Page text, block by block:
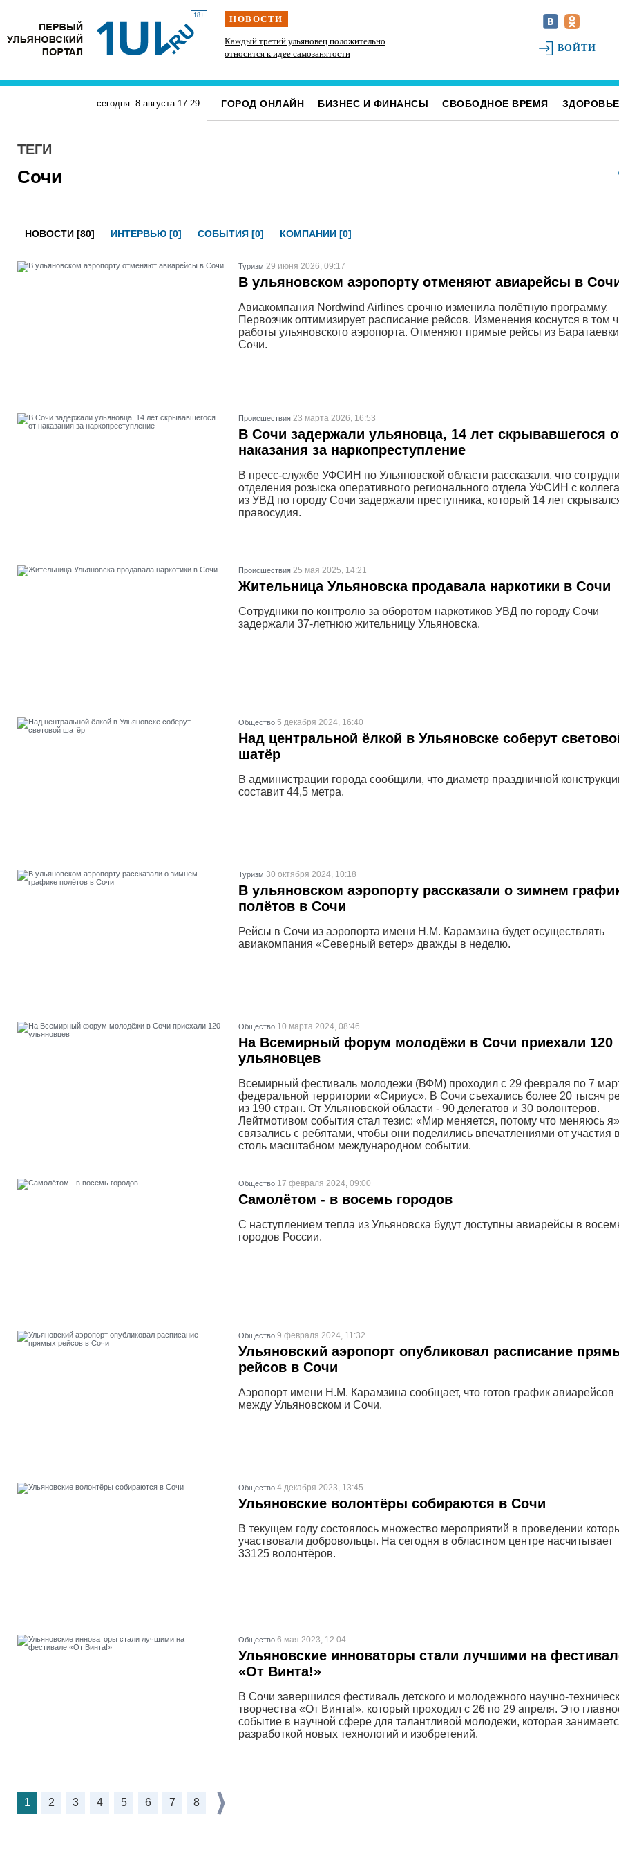
18+ НОВОСТИ
силачи В Госдуме предложили выдавать корм и лежанки
людям, забравшим животных из приюта
Каждый третий ульяновец положительно
относится к идее самозанятости
Наше наследие: история первых «небоскрёбов»
ВОЙТИ
сегодня: 8 августа 17:29 ГОРОД ОНЛАЙН БИЗНЕС И ФИНАНСЫ СВОБОДНОЕ ВРЕМЯ ЗДОРОВЬЕ
ТЕГИ
Сочи
НОВОСТИ [80] ИНТЕРВЬЮ [0] СОБЫТИЯ [0] КОМПАНИИ [0]
Туризм 29 июня 2026, 09:17
В ульяновском аэропорту отменяют авиарейсы в
Авиакомпания Nordwind Airlines срочно изменила полётную программу.
Первозчик оптимизирует расписание рейсов. Изменения коснутся в том
работы ульяновского аэропорта. Отменяют прямые рейсы из
Сочи.
Проиcшествия 23 марта 2026, 16:53
В Сочи задержали ульяновца, 14 лет скрывавшегося
наказания за наркопреступление
В пресс-службе УФСИН по Ульяновской области рассказали, что
отделения розыска оперативного регионального отдела УФСИН с
из УВД по городу Сочи задержали преступника, который 14 лет
правосудия.
Проиcшествия 25 мая 2025, 14:21
Жительница Ульяновска продавала наркотики в Сочи
Сотрудники по контролю за оборотом наркотиков УВД по городу Сочи
задержали 37-летнюю жительницу Ульяновска.
Общество 5 декабря 2024, 16:40
Над центральной ёлкой в Ульяновске соберут
шатёр
В администрации города сообщили, что диаметр праздничной
составит 44,5 метра.
Туризм 30 октября 2024, 10:18
В ульяновском аэропорту рассказали о зимнем
полётов в Сочи
Рейсы в Сочи из аэропорта имени Н.М. Карамзина будет осуществлять
авиакомпания «Северный ветер» дважды в неделю.
Общество 10 марта 2024, 08:46
На Всемирный форум молодёжи в Сочи приехали 120
ульяновцев
Всемирный фестиваль молодежи (ВФМ) проходил с 29 февраля по 7
федеральной территории «Сириус». В Сочи съехались более 20 тысяч
из 190 стран. От Ульяновской области - 90 делегатов и 30 волонтеров.
Лейтмотивом события стал тезис: «Мир меняется, потому что меняюсь
связались с ребятами, чтобы они поделились впечатлениями от участия в
столь масштабном международном событии.
Общество 17 февраля 2024, 09:00
Самолётом - в восемь городов
С наступлением тепла из Ульяновска будут доступны авиарейсы в
городов России.
Общество 9 февраля 2024, 11:32
Ульяновский аэропорт опубликовал расписание
рейсов в Сочи
Аэропорт имени Н.М. Карамзина сообщает, что готов график авиарейсов
между Ульяновском и Сочи.
Общество 4 декабря 2023, 13:45
Ульяновские волонтёры собираются в Сочи
В текущем году состоялось множество мероприятий в проведении
участвовали добровольцы. На сегодня в областном центре насчитывает
33125 волонтёров.
Общество 6 мая 2023, 12:04
Ульяновские инноваторы стали лучшими на
«От Винта!»
В Сочи завершился фестиваль детского и молодежного научно-
творчества «От Винта!», который проходил с 26 по 29 апреля. Это
событие в научной сфере для талантливой молодежи, которая
разработкой новых технологий и изобретений.
1 2 3 4 5 6 7 8